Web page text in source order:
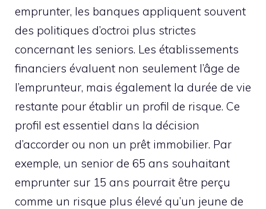
emprunter, les banques appliquent souvent
des politiques d’octroi plus strictes
concernant les seniors. Les établissements
financiers évaluent non seulement l’âge de
l’emprunteur, mais également la durée de vie
restante pour établir un profil de risque. Ce
profil est essentiel dans la décision
d’accorder ou non un prêt immobilier. Par
exemple, un senior de 65 ans souhaitant
emprunter sur 15 ans pourrait être perçu
comme un risque plus élevé qu’un jeune de